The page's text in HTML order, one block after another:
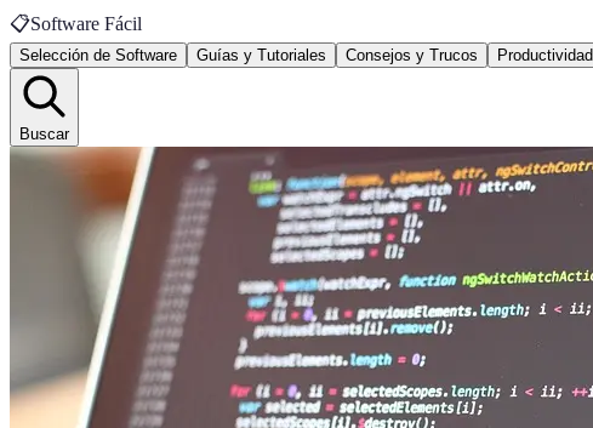
📋Software Fácil
Selección de Software Guías y Tutoriales Consejos y Trucos Productividad
Buscar